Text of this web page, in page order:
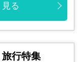
る
行特集